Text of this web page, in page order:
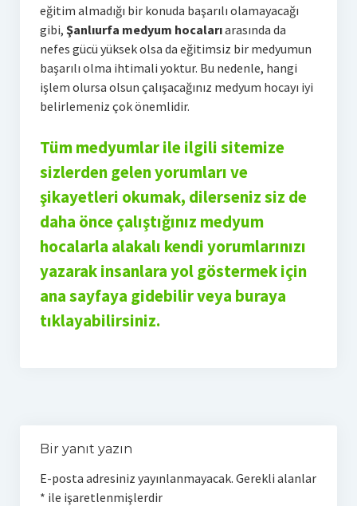
eğitim almadığı bir konuda başarılı olamayacağı
gibi, Şanlıurfa medyum hocalarıarasında da
nefes gücü yüksek olsa da eğitimsiz bir medyumun
başarılı olma ihtimali yoktur. Bu nedenle, hangi
işlem olursa olsun çalışacağınız medyum hocayı iyi
belirlemeniz çok önemlidir.
Tüm medyumlar ile ilgili sitemize
sizlerden gelen yorumları ve
şikayetleri okumak, dilerseniz siz de
daha önce çalıştığınız medyum
hocalarla alakalı kendi yorumlarınızı
yazarak insanlara yol göstermek için
ana sayfaya gidebilir veya buraya
tıklayabilirsiniz.
Bir yanıt yazın
E-posta adresiniz yayınlanmayacak. Gerekli alanlar
* ile işaretlenmişlerdir